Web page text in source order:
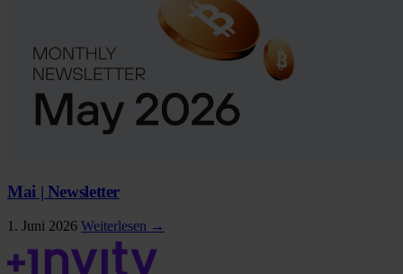
Mai | Newsletter
1. Juni 2026 Weiterlesen →